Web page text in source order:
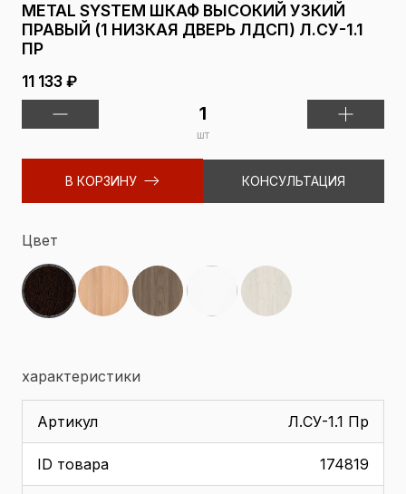
METAL SYSTEM ШКАФ ВЫСОКИЙ УЗКИЙ
ПРАВЫЙ (1 НИЗКАЯ ДВЕРЬ ЛДСП) Л.СУ-1.1
ПР
11 133 ₽
шт
В КОРЗИНУ КОНСУЛЬТАЦИЯ
Цвет
характеристики
Артикул Л.СУ-1.1 Пр
ID товара 174819